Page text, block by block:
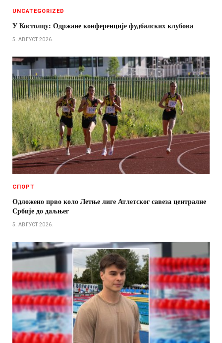
UNCATEGORIZED
У Костолцу: Одржане конференције фудбалских клубова
5. АВГУСТ 2026.
СПОРТ
Одложено прво коло Летње лиге Атлетског савеза централне
Србије до даљњег
5. АВГУСТ 2026.